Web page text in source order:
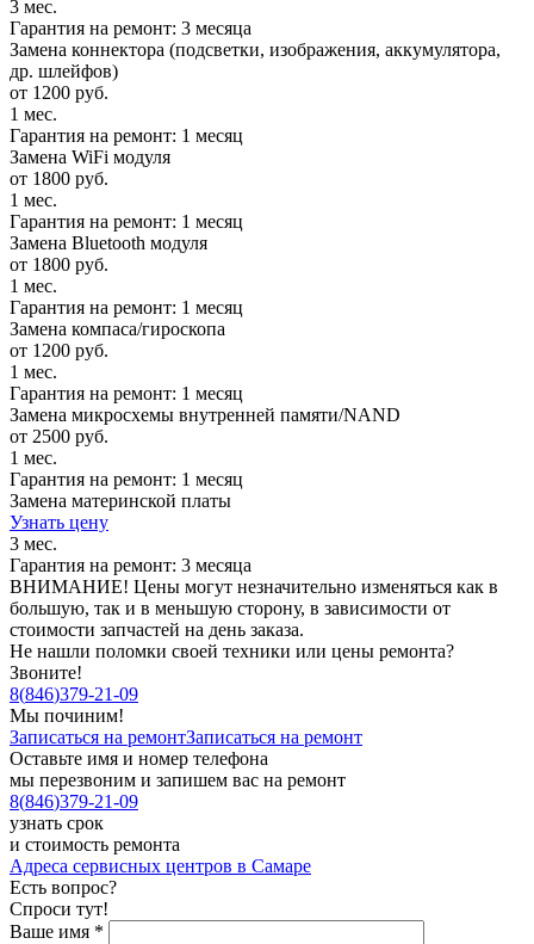
3 мес.
Гарантия на ремонт: 3 месяца
Замена коннектора (подсветки, изображения, аккумулятора,
др. шлейфов)
от 1200 руб.
1 мес.
Гарантия на ремонт: 1 месяц
Замена WiFi модуля
от 1800 руб.
1 мес.
Гарантия на ремонт: 1 месяц
Замена Bluetooth модуля
от 1800 руб.
1 мес.
Гарантия на ремонт: 1 месяц
Замена компаса/гироскопа
от 1200 руб.
1 мес.
Гарантия на ремонт: 1 месяц
Замена микросхемы внутренней памяти/NAND
от 2500 руб.
1 мес.
Гарантия на ремонт: 1 месяц
Замена материнской платы
Узнать цену
3 мес.
Гарантия на ремонт: 3 месяца
ВНИМАНИЕ! Цены могут незначительно изменяться как в
большую, так и в меньшую сторону, в зависимости от
стоимости запчастей на день заказа.
Не нашли поломки своей техники или цены ремонта?
Звоните!
8(846)379-21-09
Мы починим!
Записаться на ремонтЗаписаться на ремонт
Оставьте имя и номер телефона
мы перезвоним и запишем вас на ремонт
8(846)379-21-09
узнать срок
и стоимость ремонта
Адреса сервисных центров в Самаре
Есть вопрос?
Спроси тут!
Ваше имя *